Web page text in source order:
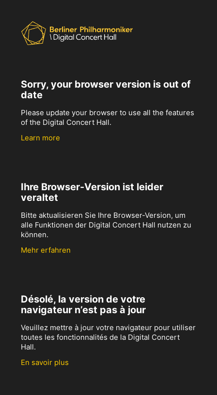
Sorry, your browser version is out of
date
Please update your browser to use all the features
of the Digital Concert Hall.
Learn more
Ihre Browser-Version ist leider
veraltet
Bitte aktualisieren Sie Ihre Browser-Version, um
alle Funktionen der Digital Concert Hall nutzen zu
können.
Mehr erfahren
Désolé, la version de votre
navigateur n’est pas à jour
Veuillez mettre à jour votre navigateur pour utiliser
toutes les fonctionnalités de la Digital Concert
Hall.
En savoir plus